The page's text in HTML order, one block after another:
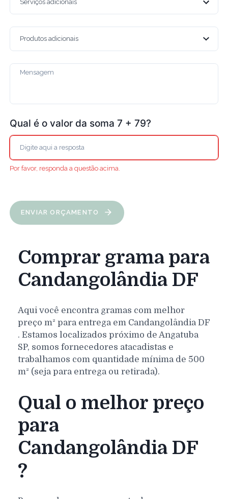
Qual é o valor da soma 7 + 79?
Por favor, responda a questão acima.
ENVIAR ORÇAMENTO
Comprar grama para
Candangolândia DF
Aqui você encontra gramas com melhor
preço m² para entrega em Candangolândia DF
. Estamos localizados próximo de Angatuba
SP, somos fornecedores atacadistas e
trabalhamos com quantidade mínima de 500
m² (seja para entrega ou retirada).
Qual o melhor preço
para
Candangolândia DF
?